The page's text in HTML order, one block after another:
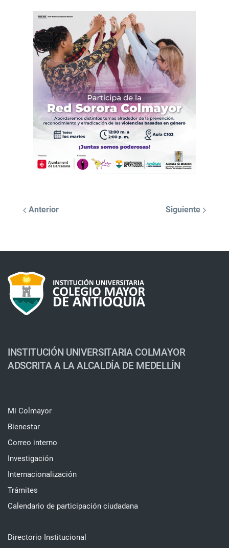
Anterior Siguiente
INSTITUCIÓN UNIVERSITARIA COLMAYOR
ADSCRITA A LA ALCALDÍA DE MEDELLÍN
Mi Colmayor
Bienestar
Correo interno
Investigación
Internacionalización
Trámites
Calendario de participación ciudadana
Directorio Institucional